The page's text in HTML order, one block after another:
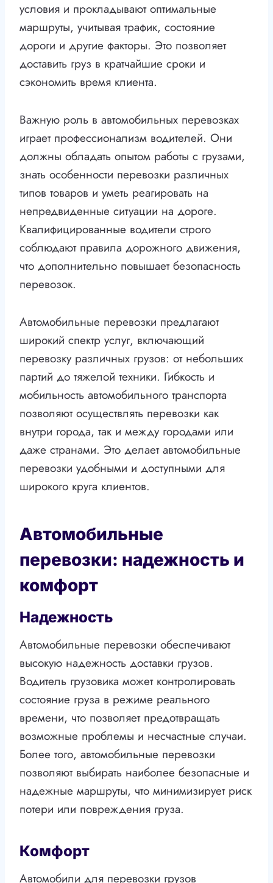
условия и прокладывают оптимальные
маршруты, учитывая трафик, состояние
дороги и другие факторы. Это позволяет
доставить груз в кратчайшие сроки и
сэкономить время клиента.
Важную роль в автомобильных перевозках
играет профессионализм водителей. Они
должны обладать опытом работы с грузами,
знать особенности перевозки различных
типов товаров и уметь реагировать на
непредвиденные ситуации на дороге.
Квалифицированные водители строго
соблюдают правила дорожного движения,
что дополнительно повышает безопасность
перевозок.
Автомобильные перевозки предлагают
широкий спектр услуг, включающий
перевозку различных грузов: от небольших
партий до тяжелой техники. Гибкость и
мобильность автомобильного транспорта
позволяют осуществлять перевозки как
внутри города, так и между городами или
даже странами. Это делает автомобильные
перевозки удобными и доступными для
широкого круга клиентов.
Автомобильные
перевозки: надежность и
комфорт
Надежность
Автомобильные перевозки обеспечивают
высокую надежность доставки грузов.
Водитель грузовика может контролировать
состояние груза в режиме реального
времени, что позволяет предотвращать
возможные проблемы и несчастные случаи.
Более того, автомобильные перевозки
позволяют выбирать наиболее безопасные и
надежные маршруты, что минимизирует риск
потери или повреждения груза.
Комфорт
Автомобили для перевозки грузов